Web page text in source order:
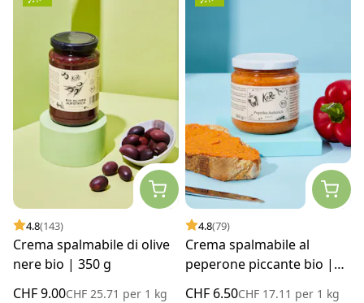
4.8(143)
Crema spalmabile di olive
nere bio | 350 g
CHF 9.00CHF 25.71 per 1 kg
4.8(79)
Crema spalmabile al
peperone piccante bio |
CHF 6.50CHF 17.11 per 1 kg